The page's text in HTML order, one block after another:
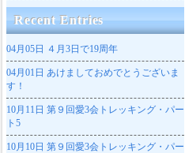
Recent Entries
04月05日 ４月3日で19周年
04月01日 あけましておめでとうございま
す！
10月11日 第９回愛3会トレッキング・パー
ト5
10月10日 第９回愛3会トレッキング・パー